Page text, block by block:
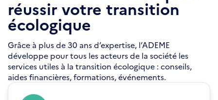
réussir votre transition
écologique
Grâce à plus de 30 ans d’expertise, l’ADEME
développe pour tous les acteurs de la société les
services utiles à la transition écologique : conseils,
aides financières, formations, événements.